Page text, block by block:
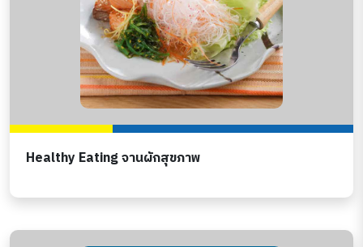
Healthy Eating จานผักสุขภาพ